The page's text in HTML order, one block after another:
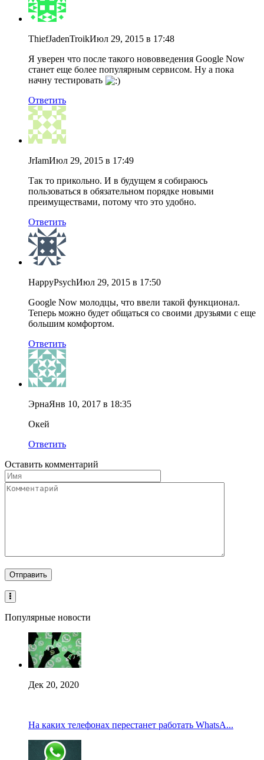
ThiefJadenTroikИюл 29, 2015 в 17:48
Я уверен что после такого нововведения Google Now
станет еще более популярным сервисом. Ну а пока
начну тестировать
Ответить
JrIamИюл 29, 2015 в 17:49
Так то прикольно. И в будущем я собираюсь
пользоваться в обязательном порядке новыми
преимуществами, потому что это удобно.
Ответить
HappyPsychИюл 29, 2015 в 17:50
Google Now молодцы, что ввели такой функционал.
Теперь можно будет общаться со своими друзьями с еще
большим комфортом.
Ответить
ЭрнаЯнв 10, 2017 в 18:35
Окей
Ответить
Оставить комментарий
Популярные новости
Дек 20, 2020
На каких телефонах перестанет работать WhatsA...